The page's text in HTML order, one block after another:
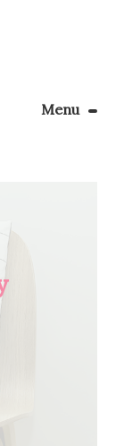
Menu
coin couture
vos tissus